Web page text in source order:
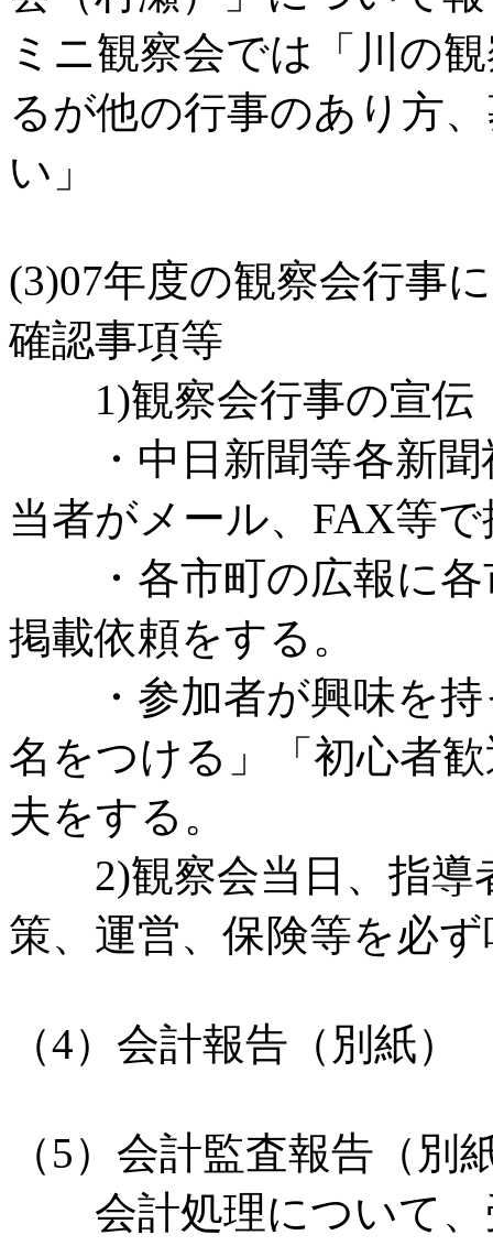
ミニ観察会では「川の
るが他の行事のあり方
い」
(3)07年度の観察会行事
確認事項等
1)観察会行事の宣伝
・中日新聞等各新聞
当者がメール、FAX等
・各市町の広報に各
掲載依頼をする。
・参加者が興味を持
名をつける」「初心者
夫をする。
2)観察会当日、指導
策、運営、保険等を必
（4）会計報告（
（5）会計監査報告（
会計処理について、